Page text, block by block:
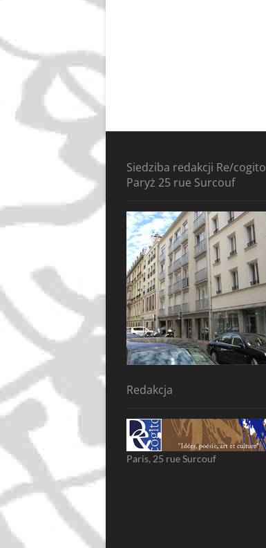
Siedziba redakcji Re/cogito
Paryż 25 rue Surcouf
Redakcja
Paris, 25 rue Surcouf